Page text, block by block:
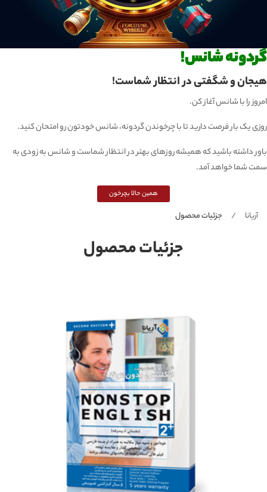
گردونه شانس!
هیجان و شگفتی در انتظار شماست!
امروز را با شانس آغاز کن.
روزی یک بار فرصت دارید تا با چرخوندن گردونه، شانس خودتون رو امتحان کنید.
باور داشته باشید که همیشه روزهای بهتر در انتظار شماست و شانس به زودی به
سمت شما خواهد آمد.
همین حالا بچرخون
جزئیات محصول
آریانا جزئیات محصول